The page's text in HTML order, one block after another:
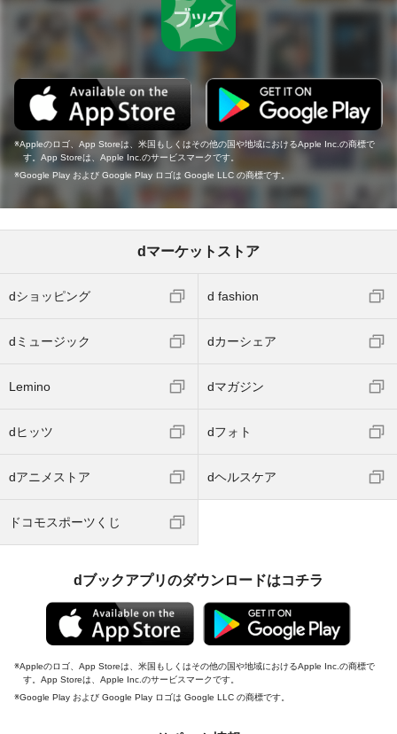
Appleのロゴ、App Storeは、米国もしくはその他の国や地域におけるApple Inc.の商標で
す。App Storeは、Apple Inc.のサービスマークです。
Google Play および Google Play ロゴは Google LLC の商標です。
dマーケットストア
dショッピング d fashion
dミュージック dカーシェア
Lemino dマガジン
dヒッツ dフォト
dアニメストア dヘルスケア
ドコモスポーツくじ
dブックアプリのダウンロードはコチラ
Appleのロゴ、App Storeは、米国もしくはその他の国や地域におけるApple Inc.の商標で
す。App Storeは、Apple Inc.のサービスマークです。
Google Play および Google Play ロゴは Google LLC の商標です。